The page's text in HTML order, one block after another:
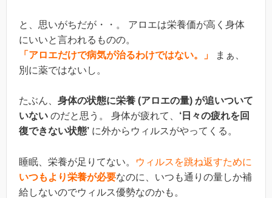
と、思いがちだが・・。 アロエは栄養価が高く身体
にいいと言われるものの。
「アロエだけで病気が治るわけではない。」
まぁ、
別に薬ではないし。
たぶん、 身体の状態に栄養 (アロエの量) が追いついて
いない のだと思う。 身体が疲れて、 ‘日々の疲れを回
復できない状態’ に外からウィルスがやってくる。
睡眠、栄養が足りてない。
ウィルスを跳ね返すために
いつもより栄養が必要なのに、いつも通りの量しか補
給しないのでウィルス優勢なのかも。